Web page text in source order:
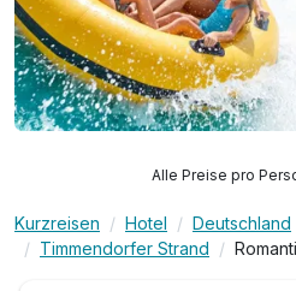
Alle Preise pro
Kurzreisen Hotel Deutschland
Timmendorfer Strand